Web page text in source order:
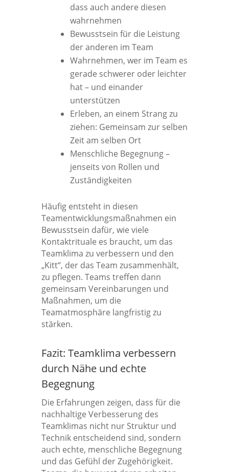
dass auch andere diesen
wahrnehmen
Bewusstsein für die Leistung
der anderen im Team
Wahrnehmen, wer im Team es
gerade schwerer oder leichter
hat – und einander
unterstützen
Erleben, an einem Strang zu
ziehen: Gemeinsam zur selben
Zeit am selben Ort
Menschliche Begegnung –
jenseits von Rollen und
Zuständigkeiten
Häufig entsteht in diesen
Teamentwicklungsmaßnahmen ein
Bewusstsein dafür, wie viele
Kontaktrituale es braucht, um das
Teamklima zu verbessern und den
„Kitt“, der das Team zusammenhält,
zu pflegen. Teams treffen dann
gemeinsam Vereinbarungen und
Maßnahmen, um die
Teamatmosphäre langfristig zu
stärken.
Fazit: Teamklima verbessern
durch Nähe und echte
Begegnung
Die Erfahrungen zeigen, dass für die
nachhaltige Verbesserung des
Teamklimas nicht nur Struktur und
Technik entscheidend sind, sondern
auch echte, menschliche Begegnung
und das Gefühl der Zugehörigkeit.